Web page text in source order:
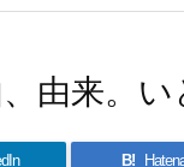
由来。い
B!